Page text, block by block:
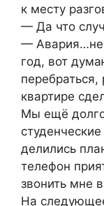
к месту
— Да что
— Авария…не
год, вот
квартире
Мы ещё
делились
телефон
звонить мне
На